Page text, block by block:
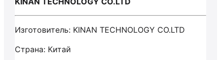
Изготовитель: KINAN TECHNOLOGY CO.LTD
Страна: Китай